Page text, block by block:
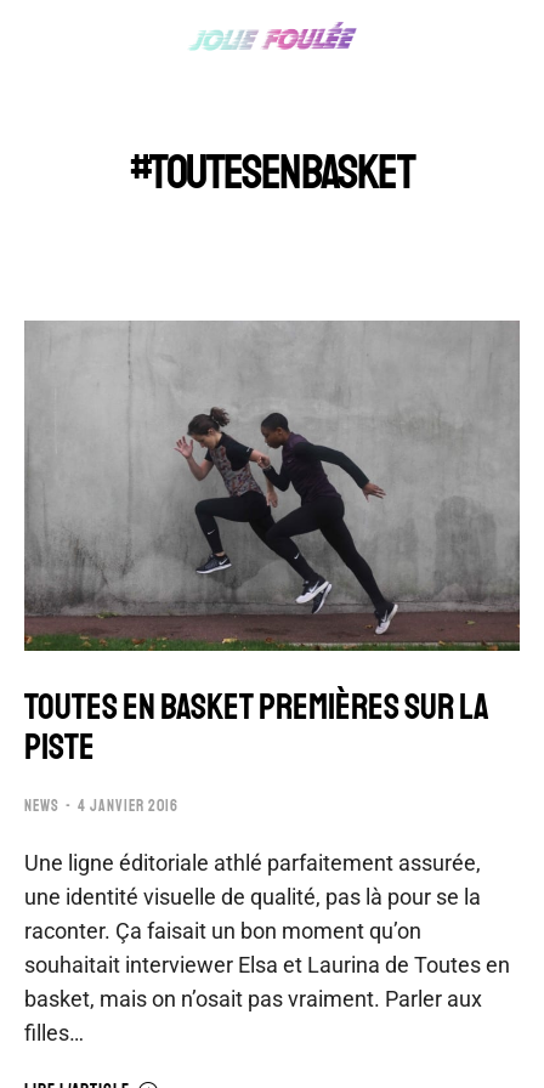
#TOUTESENBASKET
TOUTES EN BASKET PREMIÈRES SUR LA
PISTE
NEWS 4 JANVIER 2016
Une ligne éditoriale athlé parfaitement assurée,
une identité visuelle de qualité, pas là pour se la
raconter. Ça faisait un bon moment qu’on
souhaitait interviewer Elsa et Laurina de Toutes en
basket, mais on n’osait pas vraiment. Parler aux
filles…